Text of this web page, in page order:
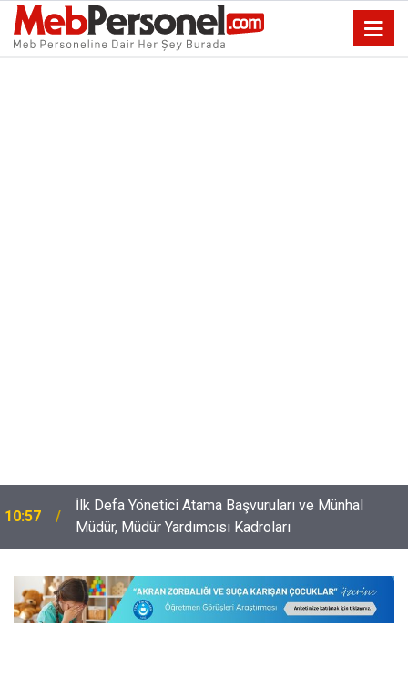
10:57
İlk Defa Yönetici Atama Başvuruları ve Münhal
Müdür, Müdür Yardımcısı Kadroları